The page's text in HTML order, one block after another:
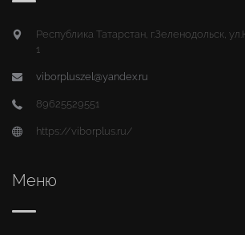
Республика Татарстан, г.Зеленодольск,
1
viborpluszel@yandex.ru
89625529551
https://viborplus.ru/
Меню